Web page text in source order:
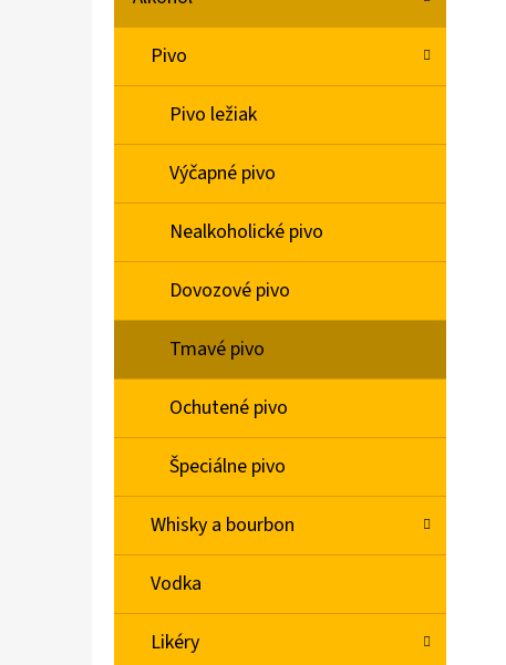
Pivo
Pivo ležiak
Výčapné pivo
Nealkoholické pivo
Dovozové pivo
Tmavé pivo
Ochutené pivo
Špeciálne pivo
Whisky a bourbon
Vodka
Likéry
MANDĽA 400ML